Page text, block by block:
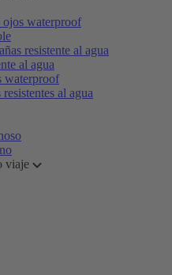
ojos waterproof
resistente al agua
al agua
waterproof
al agua
viaje